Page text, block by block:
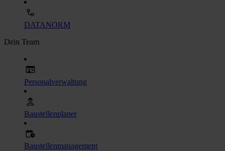
DATANORM
Dein Team
Personalverwaltung
Baustellenplaner
Baustellenmanagement